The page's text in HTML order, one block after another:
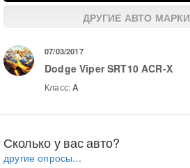
ДРУГИЕ АВТО МАРКИ
07/03/2017
Dodge Viper SRT10 ACR-X
Класс:A
Сколько у вас авто?
другие опросы...